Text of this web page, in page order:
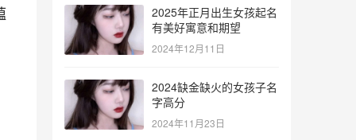
2025年正月出生女孩起名
有美好寓意和期望
2024年12月11日
2024缺金缺火的女孩子名
字高分
2024年11月23日